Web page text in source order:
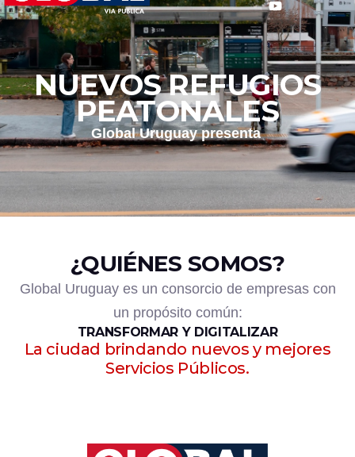
NUEVOS REFUGIOS
PEATONALES
Global Uruguay presenta
¿QUIÉNES SOMOS?
Global Uruguay es un consorcio de empresas con
un propósito común:
TRANSFORMAR Y DIGITALIZAR
La ciudad brindando nuevos y mejores
Servicios Públicos.